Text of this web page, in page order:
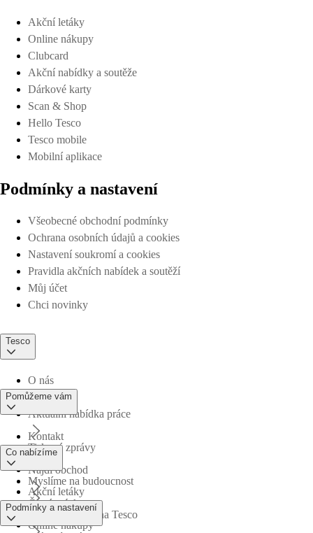
Akční letáky
Online nákupy
Clubcard
Akční nabídky a soutěže
Dárkové karty
Scan & Shop
Hello Tesco
Tesco mobile
Mobilní aplikace
Podmínky a nastavení
Všeobecné obchodní podmínky
Ochrana osobních údajů a cookies
Nastavení soukromí a cookies
Pravidla akčních nabídek a soutěží
Můj účet
Chci novinky
Tesco
O nás
Aktuální nabídka práce
Tiskové zprávy
Myslíme na budoucnost
Obchodní skupina Tesco
Pomůžeme vám
Kontakt
Najdi obchod
Časté otázky
Co nabízíme
Akční letáky
Online nákupy
Podmínky a nastavení